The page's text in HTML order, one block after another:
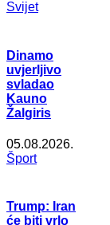
Svijet
Dinamo
uvjerljivo
svladao
Kauno
Žalgiris
05.08.2026.
Šport
Trump: Iran
će biti vrlo